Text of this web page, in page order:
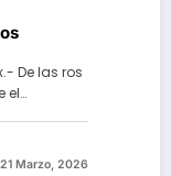
De las ros
el…
21 Marzo, 2026